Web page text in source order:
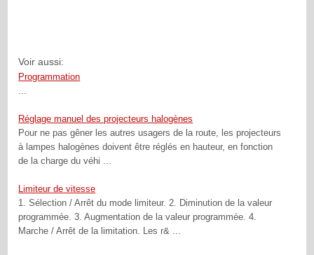
Voir aussi:
Programmation
...
Réglage manuel des projecteurs halogènes
Pour ne pas gêner les autres usagers de la route, les projecteurs
à lampes halogènes doivent être réglés en hauteur, en fonction
de la charge du véhi ...
Limiteur de vitesse
1. Sélection / Arrêt du mode limiteur. 2. Diminution de la valeur
programmée. 3. Augmentation de la valeur programmée. 4.
Marche / Arrêt de la limitation. Les r& ...